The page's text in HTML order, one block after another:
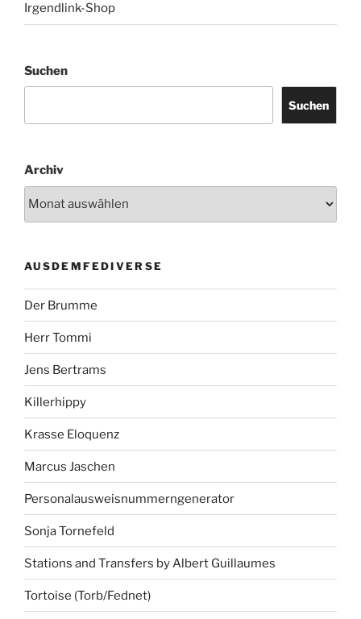
Irgendlink-Shop
Suchen
Suchen
Archiv
AUSDEMFEDIVERSE
Der Brumme
Herr Tommi
Jens Bertrams
Killerhippy
Krasse Eloquenz
Marcus Jaschen
Personalausweisnummerngenerator
Sonja Tornefeld
Stations and Transfers by Albert Guillaumes
Tortoise (Torb/Fednet)